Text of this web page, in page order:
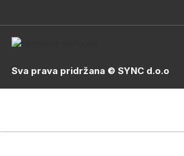
Sva prava pridržana © SYNC d.o.o